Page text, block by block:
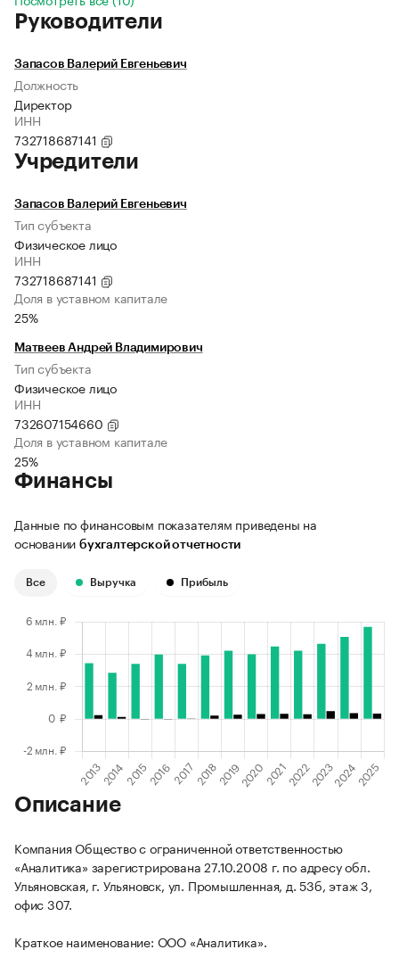
Руководители
Запасов Валерий Евгеньевич
Должность
Директор
ИНН
732718687141
Учредители
Запасов Валерий Евгеньевич
Тип субъекта
Физическое лицо
ИНН
732718687141
Доля в уставном капитале
25%
Матвеев Андрей Владимирович
Тип субъекта
Физическое лицо
ИНН
732607154660
Доля в уставном капитале
25%
Финансы
Данные по финансовым показателям приведены на
основании бухгалтерской отчетности
Все Выручка Прибыль
Описание
Компания Общество с ограниченной ответственностью
«Аналитика» зарегистрирована 27.10.2008 г. по адресу обл.
Ульяновская, г. Ульяновск, ул. Промышленная, д. 53б, этаж 3,
офис 307.
Краткое наименование: ООО «Аналитика».